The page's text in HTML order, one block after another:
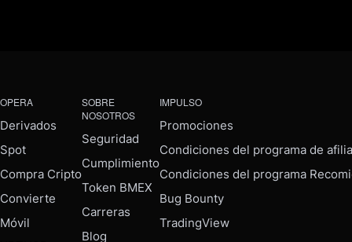
OPERA
Derivados
Spot
Compra Cripto
Convierte
Móvil
SOBRE
NOSOTROS
Seguridad
Cumplimiento
Token BMEX
Carreras
Blog
IMPULSO
Promociones
Condiciones del programa de
Condiciones del programa
Bug Bounty
TradingView